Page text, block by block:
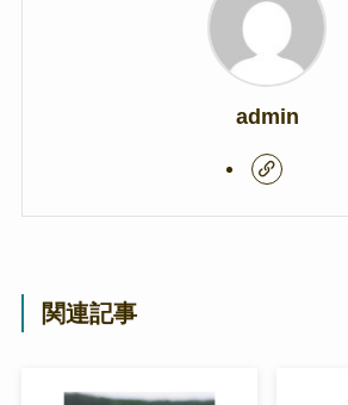
admin
関連記事